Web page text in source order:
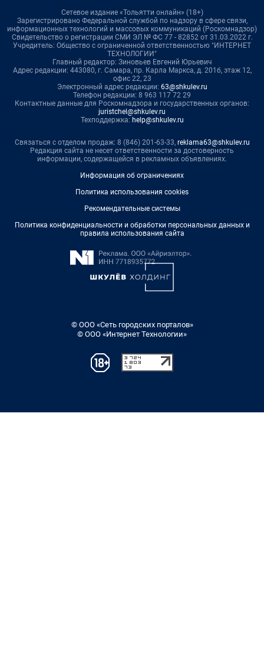
Сетевое издание «Тольятти онлайн» (18+)
Зарегистрировано Федеральной службой по надзору в сфере связи,
информационных технологий и массовых коммуникаций (Роскомнадзор)
Свидетельство о регистрации СМИ ЭЛ № ФС 77 - 82852 от 31.03.2022 г.
Учредитель: Общество с ограниченной ответственностью "ИНТЕРНЕТ
ТЕХНОЛОГИИ"
Главный редактор: Зиновьев Евгений Юрьевич
Адрес редакции: 443080, г. Самара, пр. Карла Маркса, д. 201б, этаж 12,
офис 22, 23
Электронный адрес редакции: 63@shkulev.ru
Телефон редакции: 8 963 117 72 29
Контактные данные для Роскомнадзора и государственных органов:
juristchel@shkulev.ru
Техподдержка: help@shkulev.ru
Связаться с отделом продаж: 8 (846) 201-63-33, reklama63@shkulev.ru
Редакция сайта не несет ответственности за достоверность
информации, содержащейся в рекламных объявлениях.
Информация об ограничениях
Политика использования cookies
Рекомендательные системы
Политика конфиденциальности и обработки персональных данных и
правила использования сайта
© ООО «Сеть городских порталов»
© ООО «Интернет Технологии»